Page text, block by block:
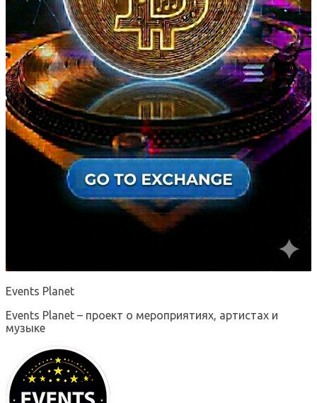
Events Planet
Events Planet – проект о мероприятиях, артистах и
музыке